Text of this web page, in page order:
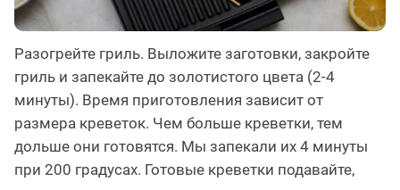
Разогрейте гриль. Выложите заготовки, закройте
гриль и запекайте до золотистого цвета (2-4
минуты). Время приготовления зависит от
размера креветок. Чем больше креветки, тем
дольше они готовятся. Мы запекали их 4 минуты
при 200 градусах. Готовые креветки подавайте,